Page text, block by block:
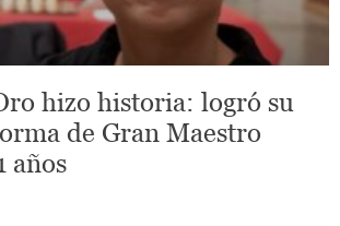
hizo historia: logró su
de Gran Maestro
años